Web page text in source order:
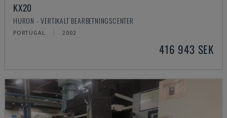
KX20
HURON - VERTIKALT BEARBETNINGSCENTER
PORTUGAL 2002
416 943 SEK